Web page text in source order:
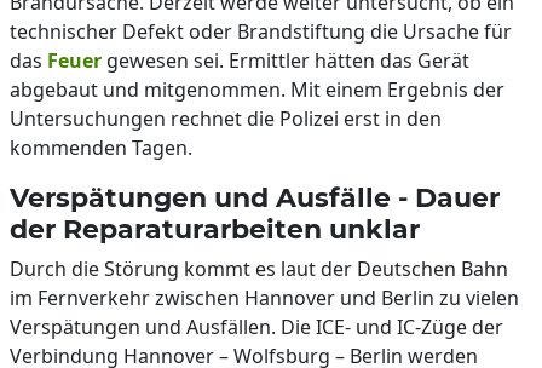
technischer Defekt oder Brandstiftung die Ursache für
das Feuer gewesen sei. Ermittler hätten das Gerät
abgebaut und mitgenommen. Mit einem Ergebnis der
Untersuchungen rechnet die Polizei erst in den
kommenden Tagen.
Verspätungen und Ausfälle - Dauer
der Reparaturarbeiten unklar
Durch die Störung kommt es laut der Deutschen Bahn
im Fernverkehr zwischen Hannover und Berlin zu vielen
Verspätungen und Ausfällen. Die ICE- und IC-Züge der
Verbindung Hannover – Wolfsburg – Berlin werden